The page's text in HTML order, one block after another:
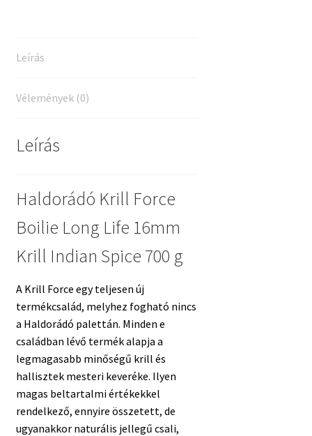
700g
Leírás
Vélemények (0)
Leírás
Haldorádó Krill Force
Boilie Long Life 16mm
Krill Indian Spice 700 g
A Krill Force egy teljesen új
termékcsalád, melyhez fogható nincs
a Haldorádó palettán. Minden e
családban lévő termék alapja a
legmagasabb minőségű krill és
hallisztek mesteri keveréke. Ilyen
magas beltartalmi értékekkel
rendelkező, ennyire összetett, de
ugyanakkor naturális jellegű csali,